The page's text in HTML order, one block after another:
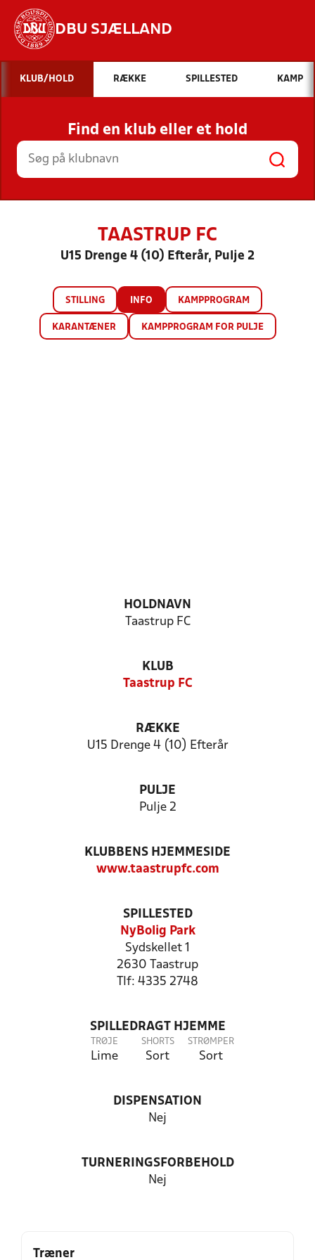
DBU SJÆLLAND
Hvad vil du søge efter?
INDHOLD OG NYHEDER
STILLINGER, RESULTATER, KLUBBER OG
HOLD
KLUB/HOLD RÆKKE SPILLESTED KAMP
Find en klub eller et hold
TAASTRUP FC
U15 Drenge 4 (10) Efterår, Pulje 2
STILLING INFO KAMPPROGRAM
KARANTÆNER KAMPPROGRAM FOR PULJE
HOLDNAVN
Taastrup FC
KLUB
Taastrup FC
RÆKKE
U15 Drenge 4 (10) Efterår
PULJE
Pulje 2
KLUBBENS HJEMMESIDE
www.taastrupfc.com
SPILLESTED
NyBolig Park
Sydskellet 1
2630 Taastrup
Tlf: 4335 2748
SPILLEDRAGT HJEMME
TRØJE
Lime
SHORTS
Sort
STRØMPER
Sort
DISPENSATION
Nej
TURNERINGSFORBEHOLD
Nej
Træner